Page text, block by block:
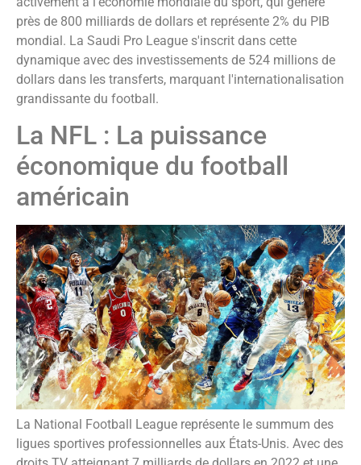
près de 800 milliards de dollars et représente 2% du PIB
mondial. La Saudi Pro League s'inscrit dans cette
dynamique avec des investissements de 524 millions de
dollars dans les transferts, marquant l'internationalisation
grandissante du football.
La NFL : La puissance
économique du football
américain
La National Football League représente le summum des
ligues sportives professionnelles aux États-Unis. Avec des